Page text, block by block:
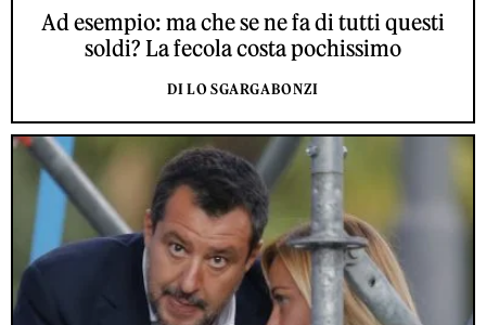
Ad esempio: ma che se ne fa di tutti questi
soldi? La fecola costa pochissimo
DI LO SGARGABONZI